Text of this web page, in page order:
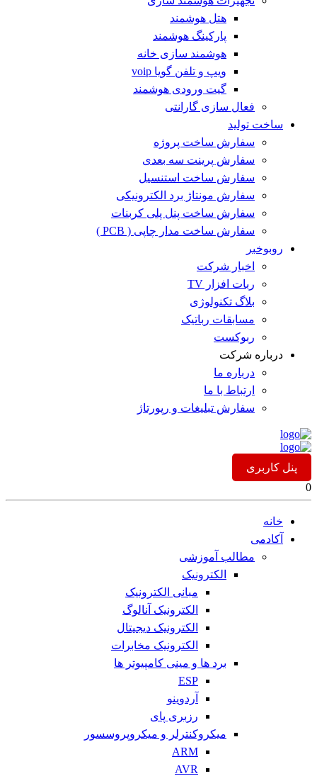
هتل هوشمند
پارکینگ هوشمند
هوشمند سازی خانه
ویپ و تلفن گویا voip
گیت ورودی هوشمند
فعال سازی گارانتی
ساخت تولید
سفارش ساخت پروژه
سفارش پرینت سه بعدی
سفارش ساخت استنسیل
سفارش مونتاژ برد الکترونیکی
سفارش ساخت پنل پلی کربنات
سفارش ساخت مدار چاپی ( PCB )
روبوخبر
اخبار شرکت
ربات افزار TV
بلاگ تکنولوژی
مسابقات رباتیک
ربوکست
درباره شرکت
درباره ما
ارتباط با ما
سفارش تبلیغات و رپورتاژ
پنل کاربری
0
خانه
آکادمی
مطالب آموزشی
الکترونیک
مبانی الکترونیک
الکترونیک آنالوگ
الکترونیک دیجیتال
الکترونیک مخابرات
برد ها و مینی کامپیوتر ها
ESP
آردوینو
رزبری پای
میکروکنترلر و میکروپروسسور
ARM
AVR